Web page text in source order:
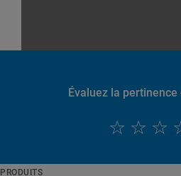
Évaluez la
PRODUITS